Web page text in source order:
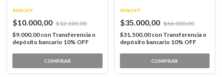
40%OFF
$10.000,00 $12.100,00
$9.000,00con Transferencia o
depósito bancario 10% OFF
COMPRAR
40%OFF
$35.000,00 $66.000,00
$31.500,00con Transferencia o
depósito bancario 10% OFF
COMPRAR